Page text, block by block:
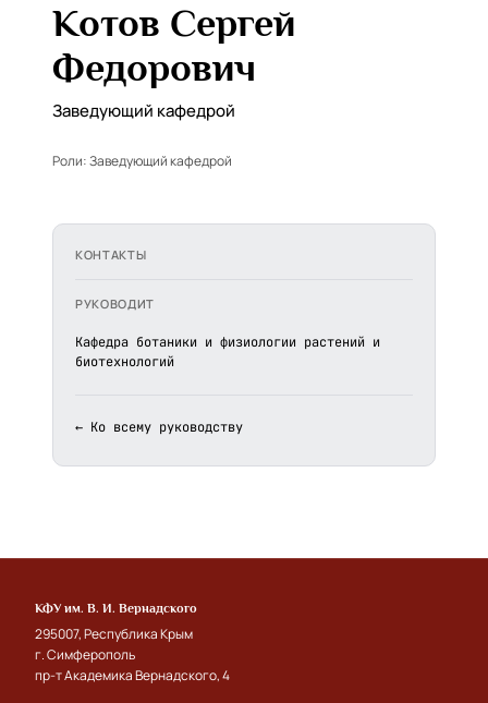
Котов Сергей
Федорович
Заведующий кафедрой
Роли:Заведующий кафедрой
КОНТАКТЫ
РУКОВОДИТ
Кафедра ботаники и физиологии растений и
биотехнологий
← Ко всему руководству
КФУ им. В. И. Вернадского
295007, Республика Крым
г. Симферополь
пр-т Академика Вернадского, 4